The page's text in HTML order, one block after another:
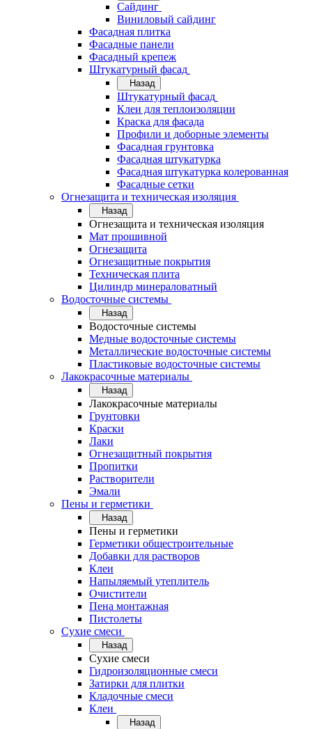
Сайдинг
Виниловый сайдинг
Фасадная плитка
Фасадные панели
Фасадный крепеж
Штукатурный фасад
Назад
Штукатурный фасад
Клеи для теплоизоляции
Краска для фасада
Профили и доборные элементы
Фасадная грунтовка
Фасадная штукатурка
Фасадная штукатурка колерованная
Фасадные сетки
Огнезащита и техническая изоляция
Назад
Огнезащита и техническая изоляция
Мат прошивной
Огнезащита
Огнезащитные покрытия
Техническая плита
Цилиндр минераловатный
Водосточные системы
Назад
Водосточные системы
Медные водосточные системы
Металлические водосточные системы
Пластиковые водосточные системы
Лакокрасочные материалы
Назад
Лакокрасочные материалы
Грунтовки
Краски
Лаки
Огнезащитный покрытия
Пропитки
Растворители
Эмали
Пены и герметики
Назад
Пены и герметики
Герметики общестроительные
Добавки для растворов
Клеи
Напыляемый утеплитель
Очистители
Пена монтажная
Пистолеты
Сухие смеси
Назад
Сухие смеси
Гидроизоляционные смеси
Затирки для плитки
Кладочные смеси
Клеи
Назад